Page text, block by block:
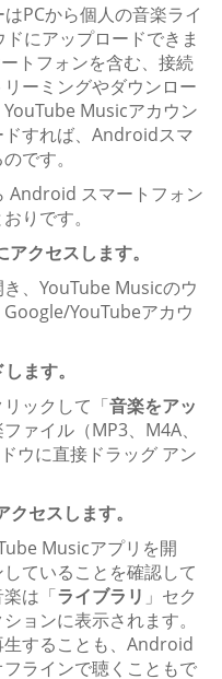
PCから個人の音楽ライ
にアップロードできま
トフォンを含む、接続
ーミングやダウンロー
Musicアカウン
ドすれば、Androidスマ
です。
Android スマートフォン
りです。
クセスします。
、YouTube Musicのウ
YouTubeアカウ
ます。
ックして「音楽をアッ
ァイル（MP3、M4A、
ウに直接ドラッグ アン
セスします。
Musicアプリを開
ていることを確認して
は「ライブラリ 」セク
ションに表示されます。
することも、Android
ラインで聴くこともで